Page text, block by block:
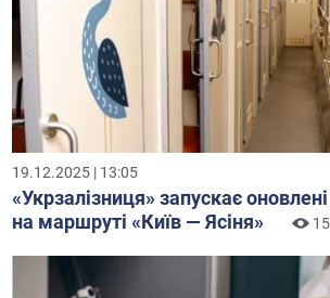
19.12.2025 | 13:05
«Укрзалізниця» запускає
на маршруті «Київ — Ясіня»